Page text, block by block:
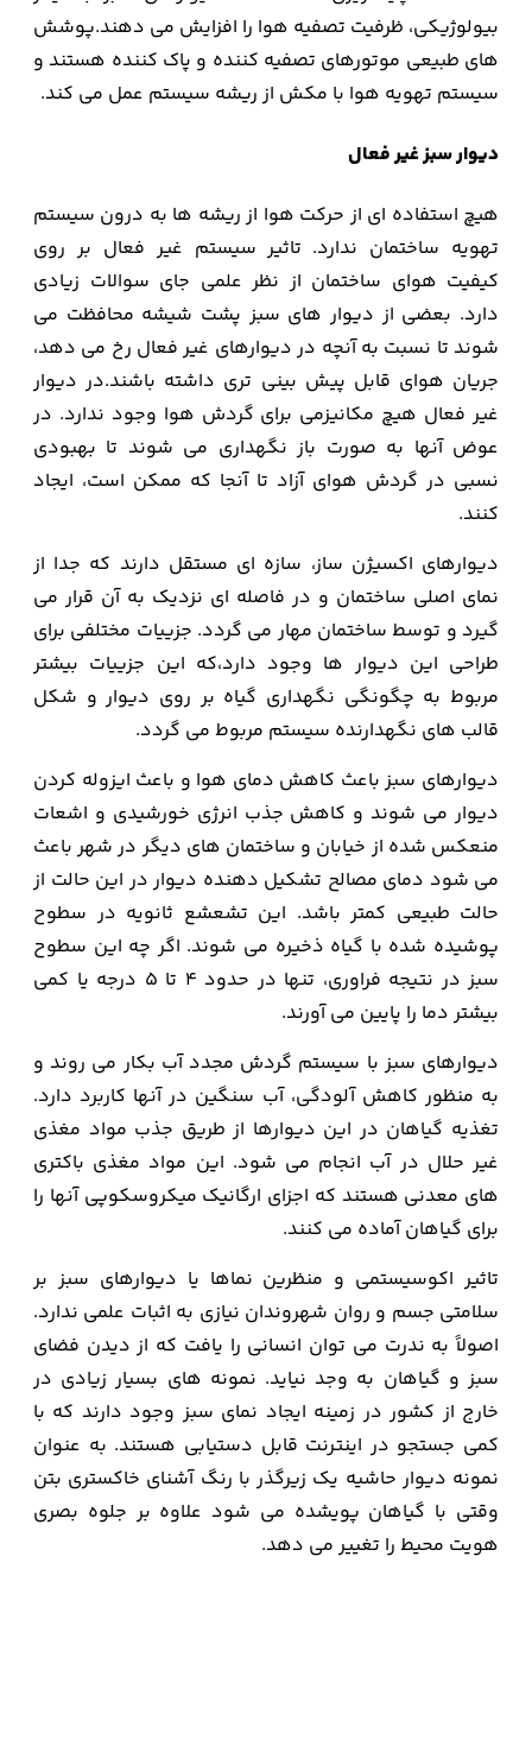
بیولوژیکی، ظرفیت تصفیه هوا را افزایش می دهند.پوشش
های طبیعی موتورهای تصفیه کننده و پاک کننده هستند و
سیستم تهویه هوا با مکش از ریشه سیستم عمل می کند.
دیوار سبز غیر فعال
هیچ استفاده ای از حرکت هوا از ریشه ها به درون سیستم
تهویه ساختمان ندارد. تاثیر سیستم غیر فعال بر روی
کیفیت هوای ساختمان از نظر علمی جای سوالات زیادی
دارد. بعضی از دیوار های سبز پشت شیشه محافظت می
شوند تا نسبت به آنچه در دیوارهای غیر فعال رخ می دهد،
جریان هوای قابل پیش بینی تری داشته باشند.در دیوار
غیر فعال هیچ مکانیزمی برای گردش هوا وجود ندارد. در
عوض آنها به صورت باز نگهداری می شوند تا بهبودی
نسبی در گردش هوای آزاد تا آنجا که ممکن است، ایجاد
کنند.
دیوارهای اکسیژن ساز، سازه ای مستقل دارند که جدا از
نمای اصلی ساختمان و در فاصله ای نزدیک به آن قرار می
گیرد و توسط ساختمان مهار می گردد. جزییات مختلفی برای
طراحی این دیوار ها وجود دارد،که این جزییات بیشتر
مربوط به چگونگی نگهداری گیاه بر روی دیوار و شکل
قالب های نگهدارنده سیستم مربوط می گردد.
دیوارهای سبز باعث کاهش دمای هوا و باعث ایزوله کردن
دیوار می شوند و کاهش جذب انرژی خورشیدی و اشعات
منعکس شده از خیابان و ساختمان های دیگر در شهر باعث
می شود دمای مصالح تشکیل دهنده دیوار در این حالت از
حالت طبیعی کمتر باشد. این تشعشع ثانویه در سطوح
پوشیده شده با گیاه ذخیره می شوند. اگر چه این سطوح
سبز در نتیجه فراوری، تنها در حدود 4 تا 5 درجه یا کمی
بیشتر دما را پایین می آورند.
دیوارهای سبز با سیستم گردش مجدد آب بکار می روند و
به منظور کاهش آلودگی، آب سنگین در آنها کاربرد دارد.
تغذیه گیاهان در این دیوارها از طریق جذب مواد مغذی
غیر حلال در آب انجام می شود. این مواد مغذی باکتری
های معدنی هستند که اجزای ارگانیک میکروسکوپی آنها را
برای گیاهان آماده می کنند.
تاثیر اکوسیستمی و منظرین نماها یا دیوارهای سبز بر
سلامتی جسم و روان شهروندان نیازی به اثبات علمی ندارد.
اصولاً به ندرت می توان انسانی را یافت که از دیدن فضای
سبز و گیاهان به وجد نیاید. نمونه های بسیار زیادی در
خارج از کشور در زمینه ایجاد نمای سبز وجود دارند که با
کمی جستجو در اینترنت قابل دستیابی هستند. به عنوان
نمونه دیوار حاشیه یک زیرگذر با رنگ آشنای خاکستری بتن
وقتی با گیاهان پویشده می شود علاوه بر جلوه بصری
هویت محیط را تغییر می دهد.